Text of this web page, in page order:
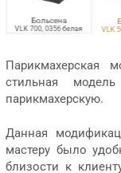
Больсена
VLK 700, 0356 белая VLK
Парикмахерская
стильная
парикмахерскую.
Данная
мастеру было
близости к